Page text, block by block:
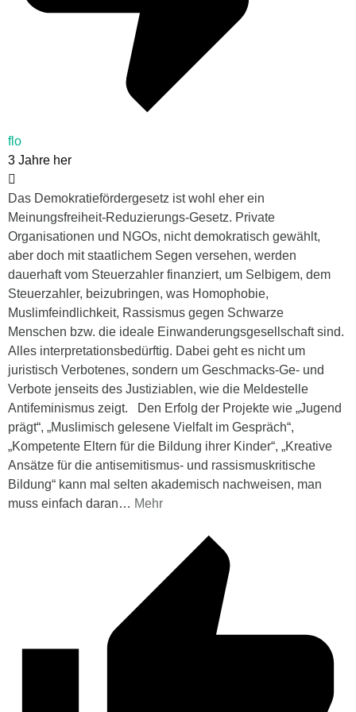
flo
3 Jahre her
Das Demokratiefördergesetz ist wohl eher ein
Meinungsfreiheit-Reduzierungs-Gesetz. Private
Organisationen und NGOs, nicht demokratisch gewählt,
aber doch mit staatlichem Segen versehen, werden
dauerhaft vom Steuerzahler finanziert, um Selbigem, dem
Steuerzahler, beizubringen, was Homophobie,
Muslimfeindlichkeit, Rassismus gegen Schwarze
Menschen bzw. die ideale Einwanderungsgesellschaft sind.
Alles interpretationsbedürftig. Dabei geht es nicht um
juristisch Verbotenes, sondern um Geschmacks-Ge- und
Verbote jenseits des Justiziablen, wie die Meldestelle
Antifeminismus zeigt. Den Erfolg der Projekte wie „Jugend
prägt“, „Muslimisch gelesene Vielfalt im Gespräch“,
„Kompetente Eltern für die Bildung ihrer Kinder“, „Kreative
Ansätze für die antisemitismus- und rassismuskritische
Bildung“ kann mal selten akademisch nachweisen, man
muss einfach daran… Mehr